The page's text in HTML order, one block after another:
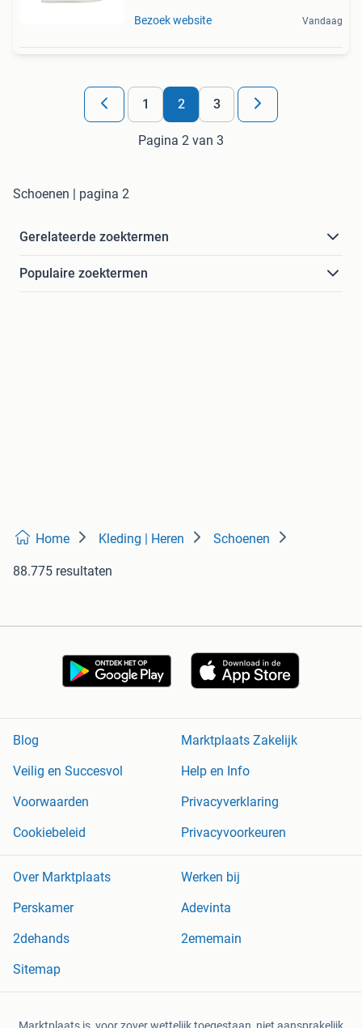
Bezoek website Vandaag
1 2 3
Pagina 2 van 3
Schoenen | pagina 2
Gerelateerde zoektermen
Populaire zoektermen
Home Kleding | Heren Schoenen
88.775 resultaten
Blog
Marktplaats Zakelijk
Veilig en Succesvol
Help en Info
Voorwaarden
Privacyverklaring
Cookiebeleid
Privacyvoorkeuren
Over Marktplaats
Werken bij
Perskamer
Adevinta
2dehands
2ememain
Sitemap